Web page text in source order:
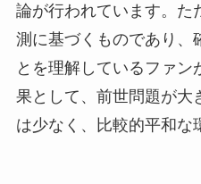
論が行われています。た
測に基づくものであり、
とを理解しているファ
果として、前世問題が大
は少なく、比較的平和な